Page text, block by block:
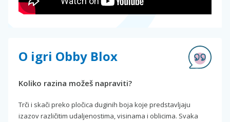
O igri Obby Blox
Koliko razina možeš napraviti?
Trči i skači preko pločica duginih boja koje predstavljaju
izazov različitim udaljenostima, visinama i oblicima. Svaka